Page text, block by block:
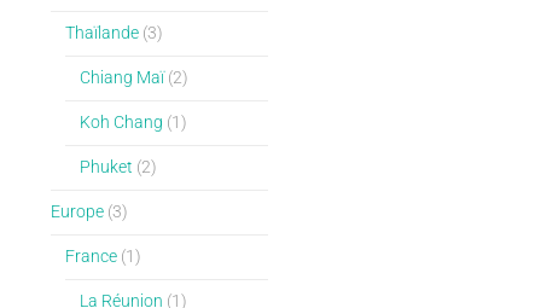
Thaïlande(3)
Chiang Maï(2)
Koh Chang (1)
Phuket (2)
Europe(3)
France(1)
La Réunion (1)